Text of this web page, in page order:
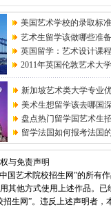
美国艺术学校的录取标
艺术生留学该做哪些准备
英国留学：艺术设计课
2011年英国伦敦艺术大
新加坡艺术类大学专业
美术生想留学该去哪国
盘点热门留学国艺术生
留学法国如何报考法国
与免责声明
国艺术院校招生网”的所有
其他方式使用上述作品。
生网”。违反上述声明者，